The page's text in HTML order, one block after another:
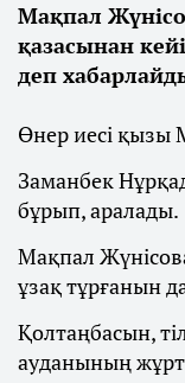
Мақпал
қазасынан
деп
Өнер иесі қызы
Заманбек
бұрып, аралады.
Мақпал
ұзақ тұрғанын
Қолтаңбасын,
ауданының